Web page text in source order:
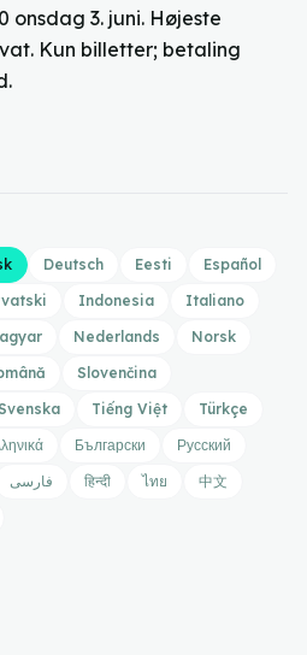
onsdag 3. juni. Højeste
Kun billetter; betaling
Deutsch Eesti
Español
Indonesia
Italiano
Nederlands
Norsk
Slovenčina
Tiếng Việt
Türkçe
Български
Русский
فارسی हिन्दी ไทย
中文